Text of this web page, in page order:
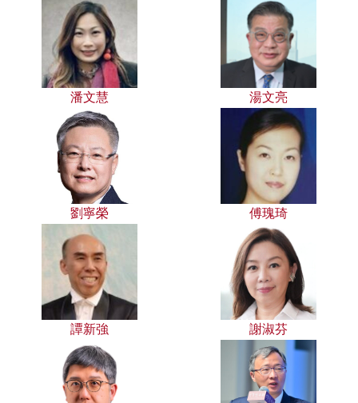
潘文慧 湯文亮
劉寧榮 傅瑰琦
譚新強 謝淑芬